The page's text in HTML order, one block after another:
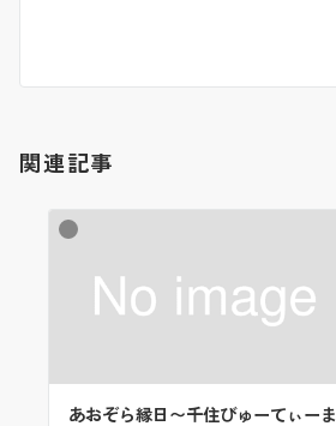
関連記事
あおぞら縁日〜千住びゅーてぃーま